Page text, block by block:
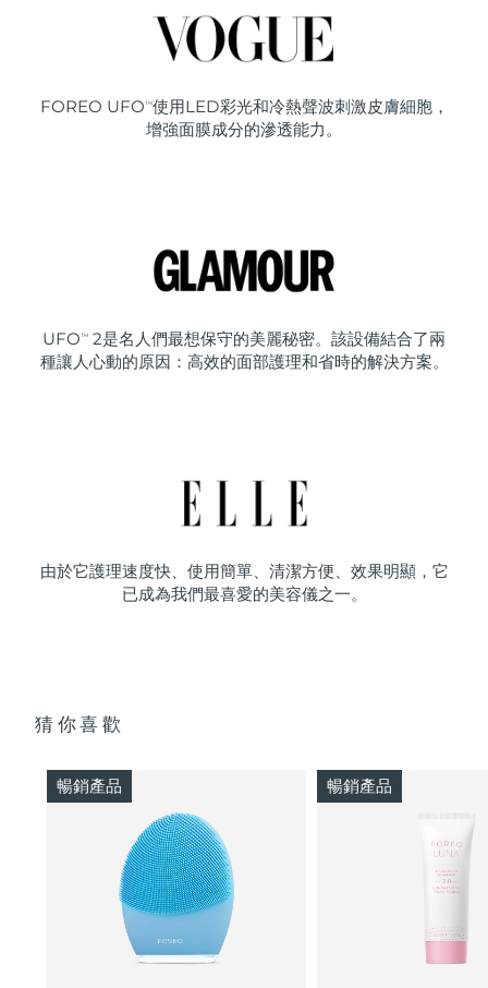
FOREO UFO TM使用LED彩光和冷熱聲波刺激皮膚細胞，
增強面膜成分的滲透能力。
UFO TM
2是名人們最想保守的美麗秘密。該設備結合了兩
種讓人心動的原因：高效的面部護理和省時的解決方案。
由於它護理速度快、使用簡單、清潔方便、效果明顯，它
已成為我們最喜愛的美容儀之一。
猜你喜歡
暢銷產品 暢銷產品